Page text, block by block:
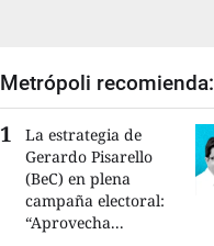
Metrópoli recomienda:
La estrategia de
Gerardo Pisarello
(BeC) en plena
campaña electoral:
“Aprovecha...